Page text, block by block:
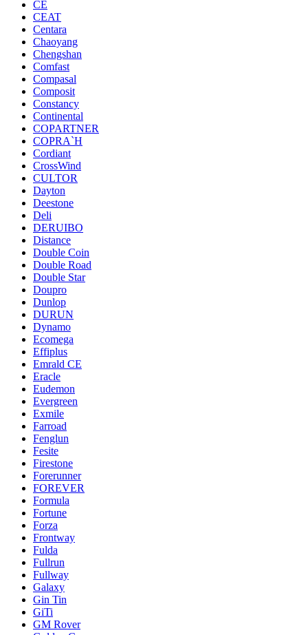
CE
CEAT
Centara
Chaoyang
Chengshan
Comfast
Compasal
Composit
Constancy
Continental
COPARTNER
COPRA`H
Cordiant
CrossWind
CULTOR
Dayton
Deestone
Deli
DERUIBO
Distance
Double Coin
Double Road
Double Star
Doupro
Dunlop
DURUN
Dynamo
Ecomega
Effiplus
Emrald СЕ
Eracle
Eudemon
Evergreen
Exmile
Farroad
Fenglun
Fesite
Firestone
Forerunner
FOREVER
Formula
Fortune
Forza
Frontway
Fulda
Fullrun
Fullway
Galaxy
Gin Tin
GiTi
GM Rover